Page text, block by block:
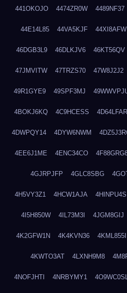
441OKOJO 4474ZR0W 4489NF37
44E14L85 44VA5KJF 44XI8AFW
46DGB3L9 46DLKJV6 46KT56QV
47JMVITW 47TRZS70 47W8J2J2
49R1GYE9 49SPF3MJ
4BOKJ6KQ 4C9HCESS 4D64LFAR
4DWPQY14 4DYW6NWM
4EE6J1ME 4ENC34CO
4GJRPJFP 4GLC8SBG
4H5VY3Z1 4HCW1AJA 4HINPU4S
4I5H850W 4IL73M3I 4JGM8GIJ
4K2GFW1N 4K4KVN36 4KML855I
4KWTO3AT 4LXNH9M8
4NOFJHTI 4NRBYMY1 4O9WC0SL